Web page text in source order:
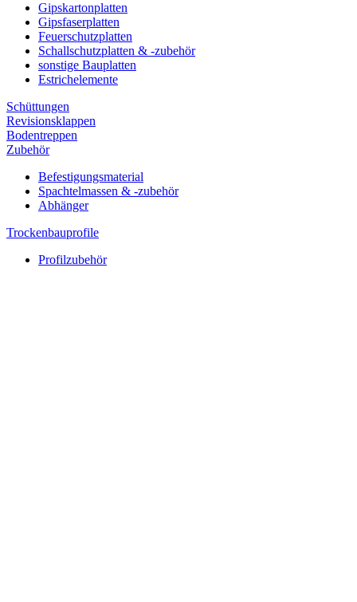
Gipskartonplatten
Gipsfaserplatten
Feuerschutzplatten
Schallschutzplatten & -zubehör
sonstige Bauplatten
Estrichelemente
Schüttungen
Revisionsklappen
Bodentreppen
Zubehör
Befestigungsmaterial
Spachtelmassen & -zubehör
Abhänger
Trockenbauprofile
Profilzubehör